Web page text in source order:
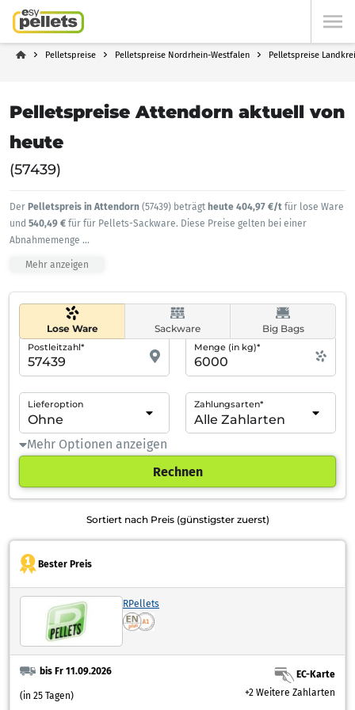
Pelletspreise Pelletspreise Nordrhein-Westfalen Pelletspreise
Pelletspreise Attendorn aktuell von
heute
(57439)
Der Pelletspreis in Attendorn (57439) beträgt heute 404,97 €/t für lose Ware
und 540,49 € für für Pellets-Sackware. Diese Preise gelten bei einer
Abnahmemenge ...
Mehr anzeigen
Lose Ware Sackware Big Bags
Postleitzahl* Menge (in kg)*
Lieferoption Zahlungsarten*
Mehr Optionen anzeigen
Rechnen
Sortiert nach Preis (günstigster zuerst)
Bester Preis
RPellets
bis Fr 11.09.2026
(in 25 Tagen)
EC-Karte
+2 Weitere Zahlarten